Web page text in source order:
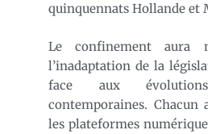
quinquennats Hollande et
Le confinement aura
l’inadaptation de la
face aux évolutions
contemporaines. Chacun
les plateformes